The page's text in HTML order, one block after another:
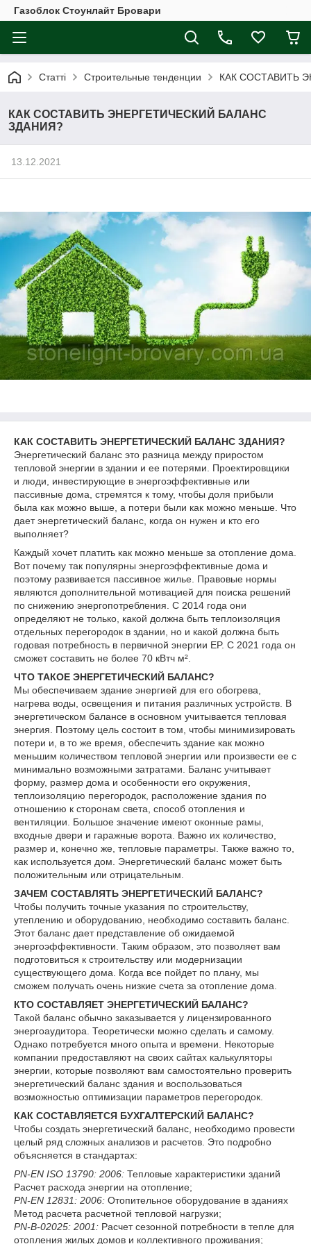
Газоблок Стоунлайт Бровари
Статті Строительные тенденции КАК СОСТАВИТЬ
КАК СОСТАВИТЬ ЭНЕРГЕТИЧЕСКИЙ БАЛАНС
ЗДАНИЯ?
13.12.2021
КАК СОСТАВИТЬ ЭНЕРГЕТИЧЕСКИЙ БАЛАНС ЗДАНИЯ?
Энергетический баланс это разница между приростом
тепловой энергии в здании и ее потерями. Проектировщики
и люди, инвестирующие в энергоэффективные или
пассивные дома, стремятся к тому, чтобы доля прибыли
была как можно выше, а потери были как можно меньше. Что
дает энергетический баланс, когда он нужен и кто его
выполняет?
Каждый хочет платить как можно меньше за отопление дома.
Вот почему так популярны энергоэффективные дома и
поэтому развивается пассивное жилье. Правовые нормы
являются дополнительной мотивацией для поиска решений
по снижению энергопотребления. С 2014 года они
определяют не только, какой должна быть теплоизоляция
отдельных перегородок в здании, но и какой должна быть
годовая потребность в первичной энергии EP. С 2021 года он
сможет составить не более 70 кВтч м².
ЧТО ТАКОЕ ЭНЕРГЕТИЧЕСКИЙ БАЛАНС?
Мы обеспечиваем здание энергией для его обогрева,
нагрева воды, освещения и питания различных устройств. В
энергетическом балансе в основном учитывается тепловая
энергия. Поэтому цель состоит в том, чтобы минимизировать
потери и, в то же время, обеспечить здание как можно
меньшим количеством тепловой энергии или произвести ее с
минимально возможными затратами. Баланс учитывает
форму, размер дома и особенности его окружения,
теплоизоляцию перегородок, расположение здания по
отношению к сторонам света, способ отопления и
вентиляции. Большое значение имеют оконные рамы,
входные двери и гаражные ворота. Важно их количество,
размер и, конечно же, тепловые параметры. Также важно то,
как используется дом. Энергетический баланс может быть
положительным или отрицательным.
ЗАЧЕМ СОСТАВЛЯТЬ ЭНЕРГЕТИЧЕСКИЙ БАЛАНС?
Чтобы получить точные указания по строительству,
утеплению и оборудованию, необходимо составить баланс.
Этот баланс дает представление об ожидаемой
энергоэффективности. Таким образом, это позволяет вам
подготовиться к строительству или модернизации
существующего дома. Когда все пойдет по плану, мы
сможем получать очень низкие счета за отопление дома.
КТО СОСТАВЛЯЕТ ЭНЕРГЕТИЧЕСКИЙ БАЛАНС?
Такой баланс обычно заказывается у лицензированного
энергоаудитора. Теоретически можно сделать и самому.
Однако потребуется много опыта и времени. Некоторые
компании предоставляют на своих сайтах калькуляторы
энергии, которые позволяют вам самостоятельно проверить
энергетический баланс здания и воспользоваться
возможностью оптимизации параметров перегородок.
КАК СОСТАВЛЯЕТСЯ БУХГАЛТЕРСКИЙ БАЛАНС?
Чтобы создать энергетический баланс, необходимо провести
целый ряд сложных анализов и расчетов. Это подробно
объясняется в стандартах:
PN-EN ISO 13790: 2006: Тепловые характеристики зданий
Расчет расхода энергии на отопление;
PN-EN 12831: 2006: Отопительное оборудование в зданиях
Метод расчета расчетной тепловой нагрузки;
PN-B-02025: 2001: Расчет сезонной потребности в тепле для
отопления жилых домов и коллективного проживания;